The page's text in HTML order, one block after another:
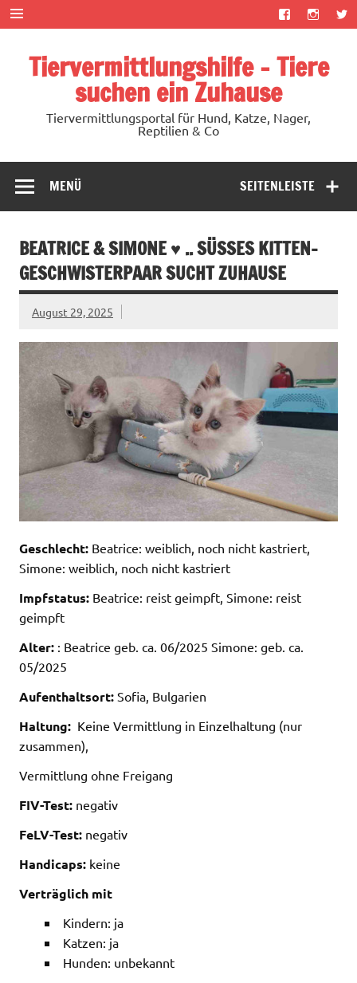
Zum
Inhalt
springen
Tiervermittlungshilfe – Tiere
suchen ein Zuhause
Tiervermittlungsportal für Hund, Katze, Nager,
Reptilien & Co
SEITENLEISTE
MENÜ
BEATRICE & SIMONE ♥ .. SÜSSES KITTEN-G
ESCHWISTERPAAR SUCHT ZUHAUSE
August 29, 2025
Geschlecht: Beatrice: weiblich, noch nicht kastriert,
Simone: weiblich, noch nicht kastriert
Impfstatus: Beatrice: reist geimpft, Simone: reist
geimpft
Alter: : Beatrice geb. ca. 06/2025 Simone: geb. ca.
05/2025
Aufenthaltsort: Sofia, Bulgarien
Haltung: Keine Vermittlung in Einzelhaltung (nur
zusammen),
Vermittlung ohne Freigang
FIV-Test: negativ
FeLV-Test: negativ
Handicaps: keine
Verträglich mit
Kindern: ja
Katzen: ja
Hunden: unbekannt